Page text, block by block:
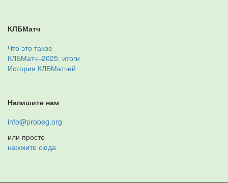
КЛБМатч
Что это такое
КЛБМатч–2025: итоги
История КЛБМатчей
Напишите нам
info@probeg.org
или просто
нажмите сюда